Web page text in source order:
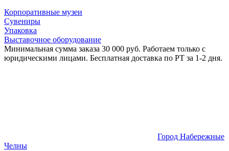
Корпоративные музеи
Сувениры
Упаковка
Выставочное оборудование
Минимальная сумма заказа 30 000 руб. Работаем только с
юридическими лицами. Бесплатная доставка по РТ за 1-2 дня.
Город Набережные
Челны